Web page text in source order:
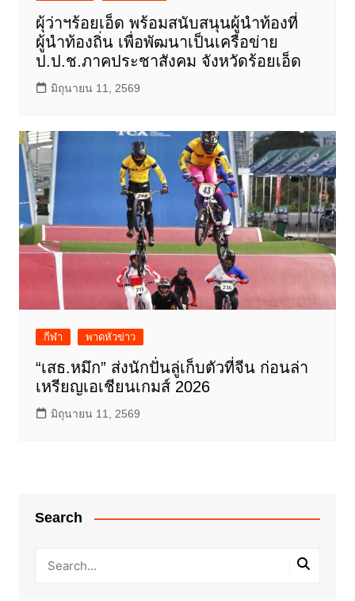
ผุ้ว่าฯร้อยเอ็ด พร้อมสนับสนุนผู้นำท้องที่
ผู้นำท้องถิ่น เพื่อพัฒนาเป็นเครือข่าย
ป.ป.ช.ภาคประชาสังคม จังหวัดร้อยเอ็ด
มิถุนายน 11, 2569
กีฬา พาดหัวข่าว
“เสธ.หมึก” ส่งนักปั่นลู่เก็บตัวที่จีน ก่อนล่า
เหรียญเอเชียนเกมส์ 2026
มิถุนายน 11, 2569
Search